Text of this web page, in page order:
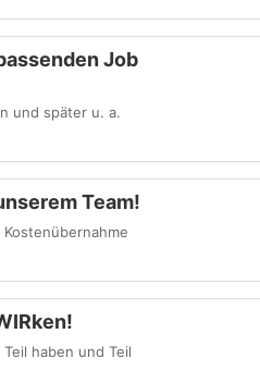
Job
und später u. a.
Team!
haben und Teil